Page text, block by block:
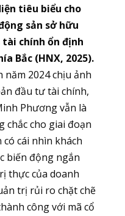
tiêu biểu cho
sản sở hữu
chính ổn định
Bắc (HNX, 2025).
năm 2024 chịu ảnh
đầu tư tài chính,
Phương vẫn là
cho giai đoạn
có cái nhìn khách
biến động ngắn
thực của doanh
trị rủi ro chặt chẽ
công với mã cổ